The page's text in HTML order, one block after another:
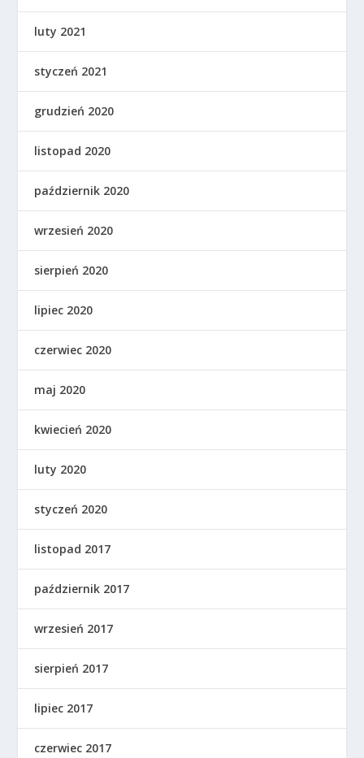
luty 2021
styczeń 2021
grudzień 2020
listopad 2020
październik 2020
wrzesień 2020
sierpień 2020
lipiec 2020
czerwiec 2020
maj 2020
kwiecień 2020
luty 2020
styczeń 2020
listopad 2017
październik 2017
wrzesień 2017
sierpień 2017
lipiec 2017
czerwiec 2017